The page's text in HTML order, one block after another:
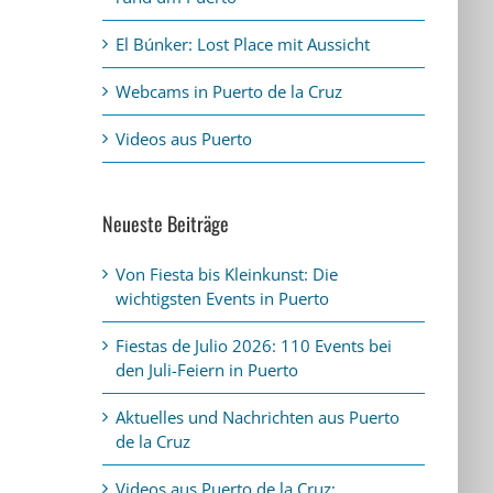
El Búnker: Lost Place mit Aussicht
Webcams in Puerto de la Cruz
Videos aus Puerto
Neueste Beiträge
Von Fiesta bis Kleinkunst: Die
wichtigsten Events in Puerto
Fiestas de Julio 2026: 110 Events bei
den Juli-Feiern in Puerto
Aktuelles und Nachrichten aus Puerto
de la Cruz
Videos aus Puerto de la Cruz: